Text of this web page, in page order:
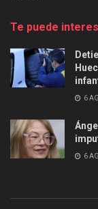
Te puede
6
6